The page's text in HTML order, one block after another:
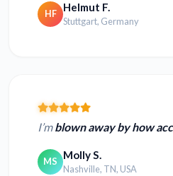
HF Helmut F.
Stuttgart, Germany
I’mblown away by how
MS Molly S.
Nashville, TN, USA